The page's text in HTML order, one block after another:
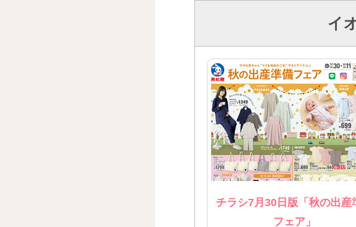
イ
チラシ7月30日版「秋の出産
フェア」